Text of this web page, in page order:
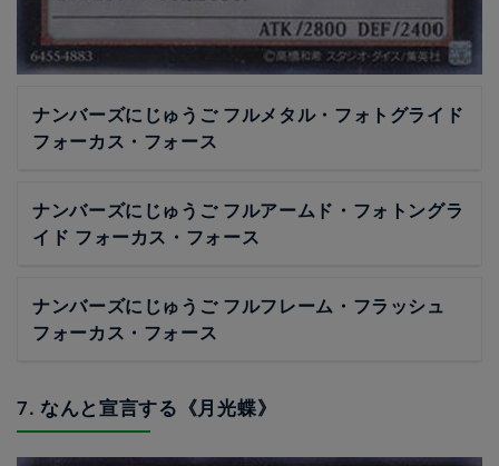
ナンバーズにじゅうご フルメタル・フォトグライド
フォーカス・フォース
ナンバーズにじゅうご フルアームド・フォトングラ
イド フォーカス・フォース
ナンバーズにじゅうご フルフレーム・フラッシュ
フォーカス・フォース
7. なんと宣言する《月光蝶》